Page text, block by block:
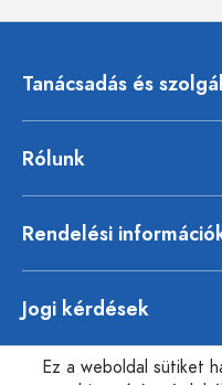
Tanácsadás és
Rólunk
Rendelési
Jogi kérdések
Ez a weboldal sütiket